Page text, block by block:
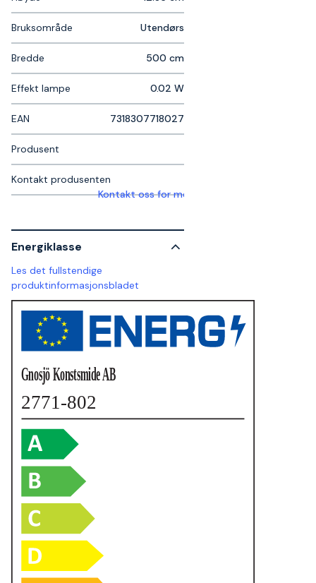
Bruksområde Utendørs
Bredde 500 cm
Effekt lampe 0.02 W
EAN 7318307718027
Produsent
Kontakt produsenten
Kontakt oss for mer informasjon
Energiklasse
Les det fullstendige
produktinformasjonsbladet